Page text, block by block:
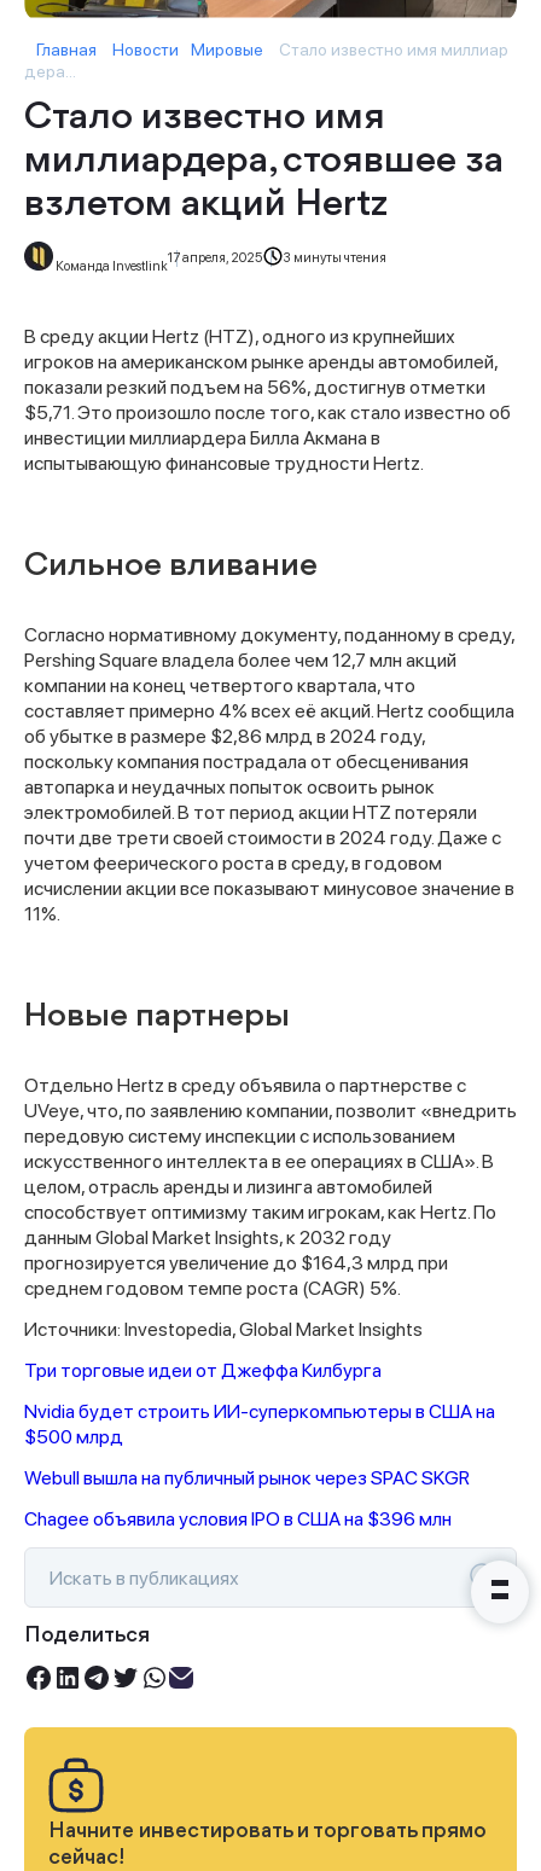
Главная Новости Мировые
Стало известно имя миллиар
дера...
Стало известно имя
миллиардера, стоявшее за
взлетом акций Hertz
Команда Investlink
17 апреля, 2025 3 минуты чтения
В среду акции Hertz (HTZ), одного из крупнейших
игроков на американском рынке аренды автомобилей,
показали резкий подъем на 56%, достигнув отметки
$5,71. Это произошло после того, как стало известно об
инвестиции миллиардера Билла Акмана в
испытывающую финансовые трудности Hertz.
Сильное вливание
Согласно нормативному документу, поданному в среду,
Pershing Square владела более чем 12,7 млн акций
компании на конец четвертого квартала, что
составляет примерно 4% всех её акций. Hertz сообщила
об убытке в размере $2,86 млрд в 2024 году,
поскольку компания пострадала от обесценивания
автопарка и неудачных попыток освоить рынок
электромобилей. В тот период акции HTZ потеряли
почти две трети своей стоимости в 2024 году. Даже с
учетом феерического роста в среду, в годовом
исчислении акции все показывают минусовое значение в
11%.
Новые партнеры
Отдельно Hertz в среду объявила о партнерстве с
UVeye, что, по заявлению компании, позволит «внедрить
передовую систему инспекции с использованием
искусственного интеллекта в ее операциях в США». В
целом, отрасль аренды и лизинга автомобилей
способствует оптимизму таким игрокам, как Hertz. По
данным Global Market Insights, к 2032 году
прогнозируется увеличение до $164,3 млрд при
среднем годовом темпе роста (CAGR) 5%.
Источники: Investopedia, Global Market Insights
Три торговые идеи от Джеффа Килбурга
Nvidia будет строить ИИ-суперкомпьютеры в США на
$500 млрд
Webull вышла на публичный рынок через SPAC SKGR
Chagee объявила условия IPO в США на $396 млн
Поделиться
Начните инвестировать и торговать прямо
сейчас!
Спасибо за заявку
Наши консультанты свяжутся с
вами в ближайшее время